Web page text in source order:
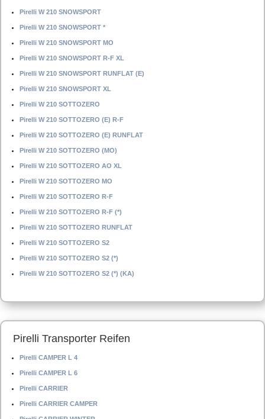
Pirelli W 210 SNOWSPORT
Pirelli W 210 SNOWSPORT *
Pirelli W 210 SNOWSPORT MO
Pirelli W 210 SNOWSPORT R-F XL
Pirelli W 210 SNOWSPORT RUNFLAT (E)
Pirelli W 210 SNOWSPORT XL
Pirelli W 210 SOTTOZERO
Pirelli W 210 SOTTOZERO (E) R-F
Pirelli W 210 SOTTOZERO (E) RUNFLAT
Pirelli W 210 SOTTOZERO (MO)
Pirelli W 210 SOTTOZERO AO XL
Pirelli W 210 SOTTOZERO MO
Pirelli W 210 SOTTOZERO R-F
Pirelli W 210 SOTTOZERO R-F (*)
Pirelli W 210 SOTTOZERO RUNFLAT
Pirelli W 210 SOTTOZERO S2
Pirelli W 210 SOTTOZERO S2 (*)
Pirelli W 210 SOTTOZERO S2 (*) (KA)
Pirelli Transporter Reifen
Pirelli CAMPER L 4
Pirelli CAMPER L 6
Pirelli CARRIER
Pirelli CARRIER CAMPER